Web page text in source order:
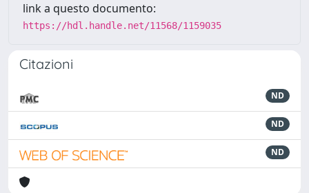
link a questo documento:
https://hdl.handle.net/11568/1159035
Citazioni
ND
ND
ND